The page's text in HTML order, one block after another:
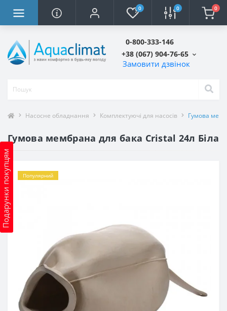
0 0 0
0-800-333-146
+38 (067) 904-76-65
Замовити дзвінок
Подарунки покупцям
Насосне обладнання Комплектуючі для насосів Гумова
Гумова мембрана для бака Сristal 24л Біла
Популярний